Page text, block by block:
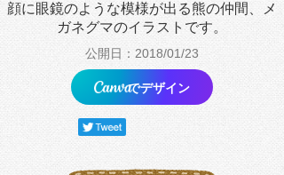
顔に眼鏡のような模様が出る熊の仲間、メ
ガネグマのイラストです。
公開日：2018/01/23
でデザイン